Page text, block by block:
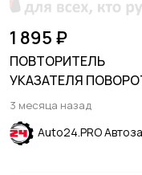
1 895 ₽
ПОВТОРИТЕЛЬ
УКАЗАТЕЛЯ
ЛЕВЫЙ HONDA CIVIC X
2015-2021
3 месяца назад